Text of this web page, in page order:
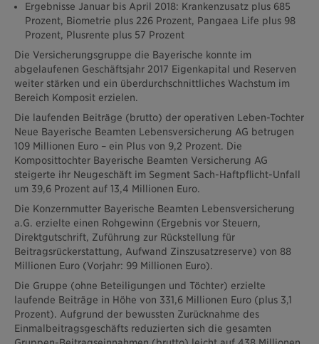
Ergebnisse Januar bis April 2018: Krankenzusatz plus 685
Prozent, Biometrie plus 226 Prozent, Pangaea Life plus 98
Prozent, Plusrente plus 57 Prozent
Die Versicherungsgruppe die Bayerische konnte im
abgelaufenen Geschäftsjahr 2017 Eigenkapital und Reserven
weiter stärken und ein überdurchschnittliches Wachstum im
Bereich Komposit erzielen.
Die laufenden Beiträge (brutto) der operativen Leben-Tochter
Neue Bayerische Beamten Lebensversicherung AG betrugen
109 Millionen Euro – ein Plus von 9,2 Prozent. Die
Komposittochter Bayerische Beamten Versicherung AG
steigerte ihr Neugeschäft im Segment Sach-Haftpflicht-Unfall
um 39,6 Prozent auf 13,4 Millionen Euro.
Die Konzernmutter Bayerische Beamten Lebensversicherung
a.G. erzielte einen Rohgewinn (Ergebnis vor Steuern,
Direktgutschrift, Zuführung zur Rückstellung für
Beitragsrückerstattung, Aufwand Zinszusatzreserve) von 88
Millionen Euro (Vorjahr: 99 Millionen Euro).
Die Gruppe (ohne Beteiligungen und Töchter) erzielte
laufende Beiträge in Höhe von 331,6 Millionen Euro (plus 3,1
Prozent). Aufgrund der bewussten Zurücknahme des
Einmalbeitragsgeschäfts reduzierten sich die gesamten